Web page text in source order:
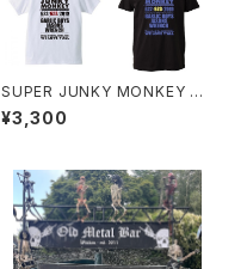
SUPER JUNKY MONKEY ウ
チらまだ素敵Tシャツ（グリーン
キーホルダー付き）
¥3,300